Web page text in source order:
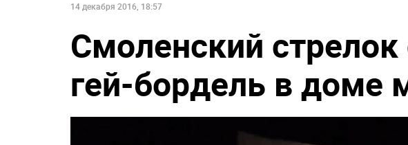
14 декабря 2016, 18:57
Смоленский
гей-бордель в доме